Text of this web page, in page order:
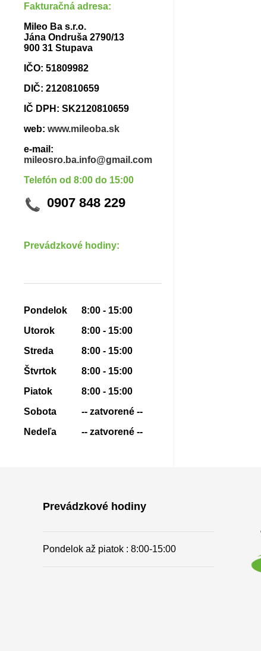
Fakturačná adresa:
Mileo Ba s.r.o.
Jána Ondruša 2790/13
900 31 Stupava
IČO: 51809982
DIČ: 2120810659
IČ DPH: SK2120810659
web: www.mileoba.sk
e-mail:
mileosro.ba.info@gmail.com
Telefón od 8:00 do 15:00
0907 848 229
Prevádzkové hodiny:
Pondelok
Utorok
Streda
Štvrtok
Piatok
Sobota
Nedeľa
8:00 - 15:00
8:00 - 15:00
8:00 - 15:00
8:00 - 15:00
8:00 - 15:00
-- zatvorené --
-- zatvorené --
Prevádzkové hodiny
Pondelok až piatok : 8:00-15:00